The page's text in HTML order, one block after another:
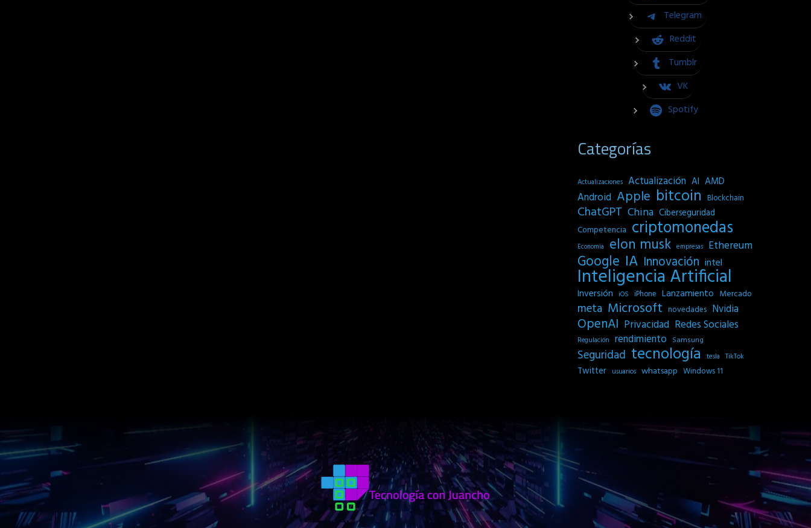
Telegram
Reddit
Tumblr
VK
Spotify
Categorías
Actualizaciones Actualización AI AMD
Android Apple bitcoin Blockchain
ChatGPT China Ciberseguridad
Competencia criptomonedas
Economia elon musk empresas Ethereum
Google IA Innovación intel
Inteligencia Artificial
Inversión iOS iPhone Lanzamiento Mercado
meta Microsoft novedades Nvidia
OpenAI Privacidad Redes Sociales
Regulación rendimiento Samsung
Seguridad tecnología tesla TikTok
Twitter usuarios whatsapp Windows 11